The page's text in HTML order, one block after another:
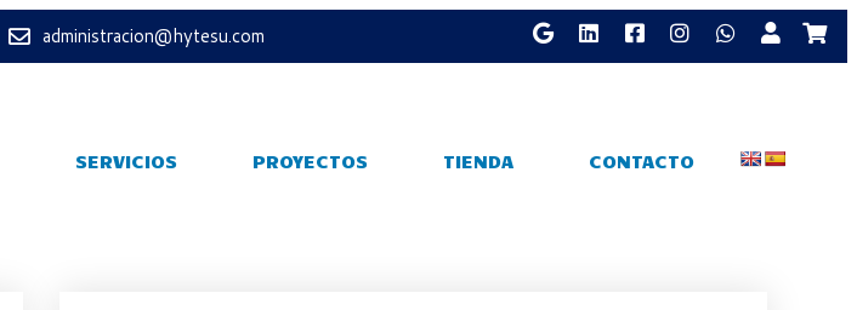
administracion@hytesu.com
SERVICIOS PROYECTOS TIENDA CONTACTO